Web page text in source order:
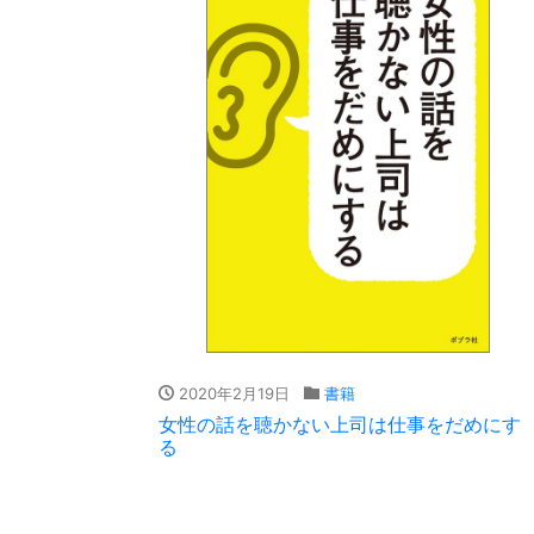
2020年2月19日 書籍
女性の話を聴かない上司は仕事をだめにす
る